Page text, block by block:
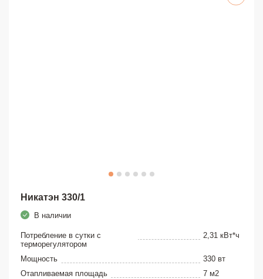
Никатэн 330/1
В наличии
Потребление в сутки с
терморегулятором
2,31 кВт*ч
Мощность
330 вт
Отапливаемая площадь
7 м2